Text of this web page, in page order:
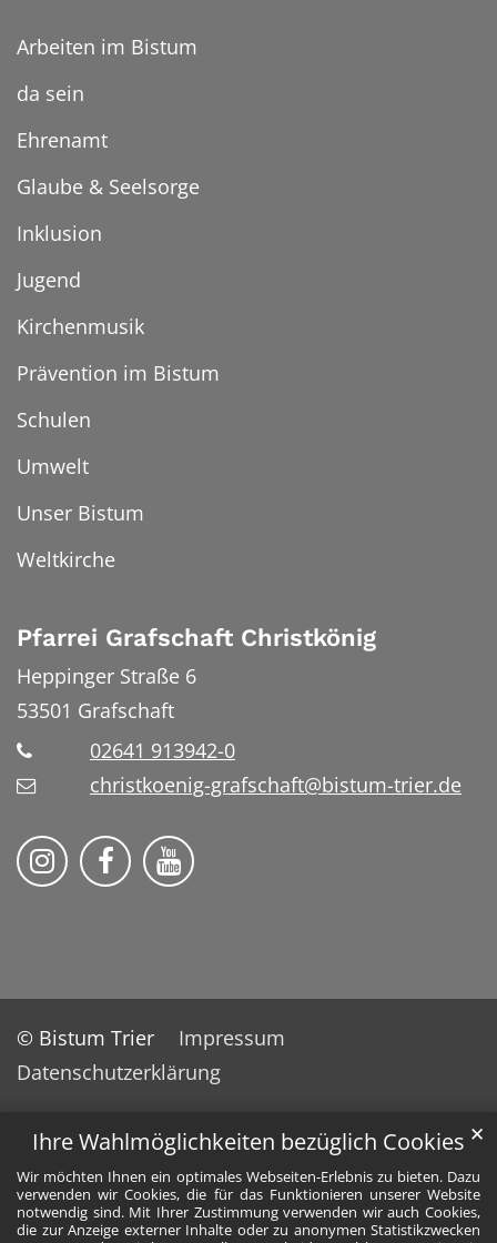
Ihre Wahlmöglichkeiten bezüglich Cookies
Wir möchten Ihnen ein optimales Webseiten-Erlebnis zu bieten. Dazu
verwenden wir Cookies, die für das Funktionieren unserer Website
notwendig sind. Mit Ihrer Zustimmung verwenden wir auch Cookies,
die zur Anzeige externer Inhalte oder zu anonymen Statistikzwecken
✕
Arbeiten im Bistum
da sein
Ehrenamt
Glaube & Seelsorge
Inklusion
Jugend
Kirchenmusik
Prävention im Bistum
Schulen
Umwelt
Unser Bistum
Weltkirche
Pfarrei Grafschaft Christkönig
Heppinger Straße 6
53501 Grafschaft
02641 913942-0
christkoenig-grafschaft@bistum-trier.de
Pfarreiengemeinschaft Grafschaft auf
Pfarreiengemeinschaft Grafschaft
Pfarreiengemeinschaft
© Bistum Trier
Impressum
Datenschutzerklärung